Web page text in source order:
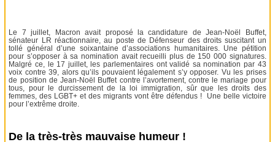
Le 7 juillet, Macron avait proposé la candidature de Jean-Noël Buffet,
sénateur LR réactionnaire, au poste de Défenseur des droits suscitant un
tollé général d’une soixantaine d’associations humanitaires. Une pétition
pour s’opposer à sa nomination avait recueilli plus de 150 000 signatures.
Malgré ce, le 17 juillet, les parlementaires ont validé sa nomination par 43
voix contre 39, alors qu’ils pouvaient légalement s’y opposer. Vu les prises
de position de Jean-Noël Buffet contre l’avortement, contre le mariage pour
tous, pour le durcissement de la loi immigration, sûr que les droits des
femmes, des LGBT+ et des migrants vont être défendus ! Une belle victoire
pour l’extrême droite.
De la très-très mauvaise humeur !